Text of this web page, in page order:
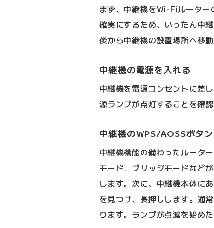
まず、中継機をWi-Fiルーター
確実にするため、いったん中
後から中継機の設置場所へ移動
中継機の電源を入れる
中継機を電源コンセントに差
源ランプが点灯することを確認
中継機のWPS/AOSSボタ
中継機機能の備わったルータ
モード、ブリッジモードなど
します。次に、中継機本体に
を見つけ、長押しします。通
ります。ランプが点滅を始め